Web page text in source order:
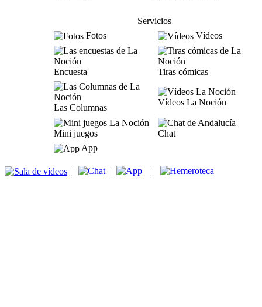
Servicios
Fotos
Vídeos
Encuesta Tiras cómicas
Las Columnas
Vídeos La Noción
Mini juegos
Chat
App
| | |